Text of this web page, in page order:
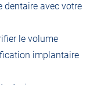
dentaire avec votre
le volume
implantaire